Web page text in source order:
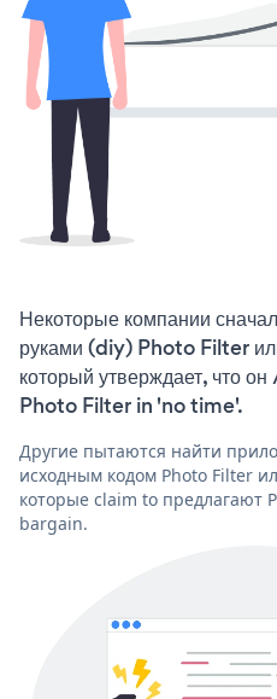
Некоторые компании
руками (diy) Photo Filter
который утверждает, что
Photo Filter in 'no time'.
Другие пытаются найти
исходным кодом Photo Filter
которые claim to предлагают
bargain.